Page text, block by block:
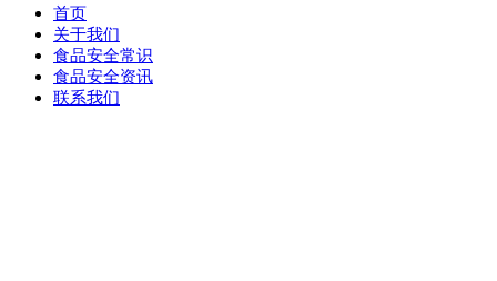
首页
关于我们
食品安全常识
食品安全资讯
联系我们